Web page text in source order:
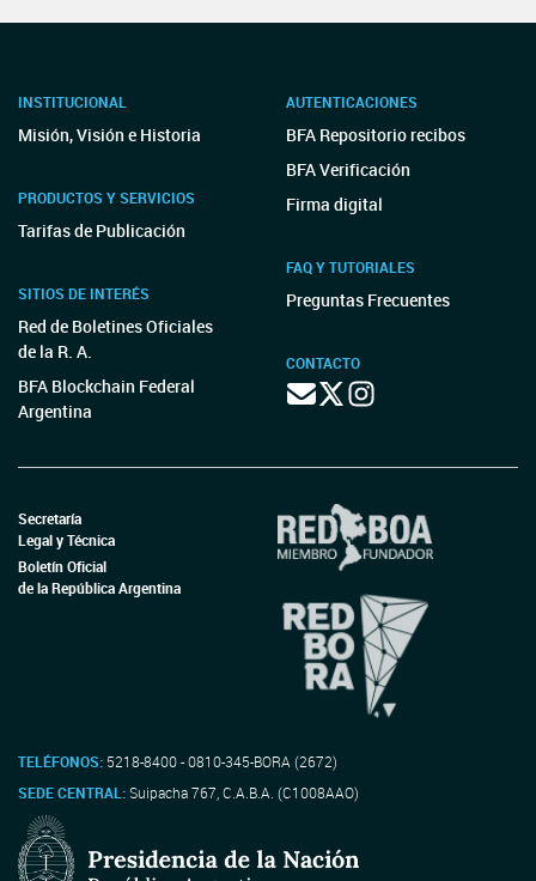
INSTITUCIONAL
Misión, Visión e Historia
PRODUCTOS Y SERVICIOS
Tarifas de Publicación
SITIOS DE INTERÉS
Red de Boletines Oficiales
de la R. A.
BFA Blockchain Federal
Argentina
AUTENTICACIONES
BFA Repositorio recibos
BFA Verificación
Firma digital
FAQ Y TUTORIALES
Preguntas Frecuentes
CONTACTO
Secretaría
Legal y Técnica
Boletín Oficial
de la República Argentina
TELÉFONOS: 5218-8400 - 0810-345-BORA (2672)
SEDE CENTRAL:Suipacha 767, C.A.B.A. (C1008AAO)